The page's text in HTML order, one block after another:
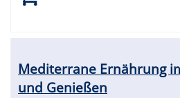
Mediterrane Ernährung
und Genießen